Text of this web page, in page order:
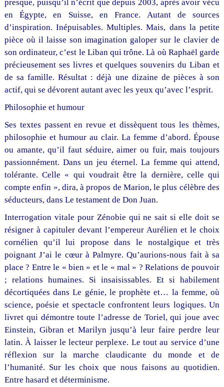
presque, puisqu’il n’écrit que depuis 2003, après avoir vécu
en Égypte, en Suisse, en France. Autant de sources
d’inspiration. Inépuisables. Multiples. Mais, dans la petite
pièce où il laisse son imagination galoper sur le clavier de
son ordinateur, c’est le Liban qui trône. Là où Raphaël garde
précieusement ses livres et quelques souvenirs du Liban et
de sa famille. Résultat : déjà une dizaine de pièces à son
actif, qui se dévorent autant avec les yeux qu’avec l’esprit.
Philosophie et humour
Ses textes passent en revue et dissèquent tous les thèmes,
philosophie et humour au clair. La femme d’abord. Épouse
ou amante, qu’il faut séduire, aimer ou fuir, mais toujours
passionnément. Dans un jeu éternel. La femme qui attend,
tolérante. Celle « qui voudrait être la dernière, celle qui
compte enfin », dira, à propos de Marion, le plus célèbre des
séducteurs, dans Le testament de Don Juan.
Interrogation vitale pour Zénobie qui ne sait si elle doit se
résigner à capituler devant l’empereur Aurélien et le choix
cornélien qu’il lui propose dans le nostalgique et très
poignant J’ai le cœur à Palmyre. Qu’aurions-nous fait à sa
place ? Entre le « bien » et le « mal » ? Relations de pouvoir
; relations humaines. Si insaisissables. Et si habilement
décortiquées dans Le génie, le prophète et… la femme, où
science, poésie et spectacle confrontent leurs logiques. Un
livret qui démontre toute l’adresse de Toriel, qui joue avec
Einstein, Gibran et Marilyn jusqu’à leur faire perdre leur
latin. À laisser le lecteur perplexe. Le tout au service d’une
réflexion sur la marche claudicante du monde et de
l’humanité. Sur les choix que nous faisons au quotidien.
Entre hasard et déterminisme.